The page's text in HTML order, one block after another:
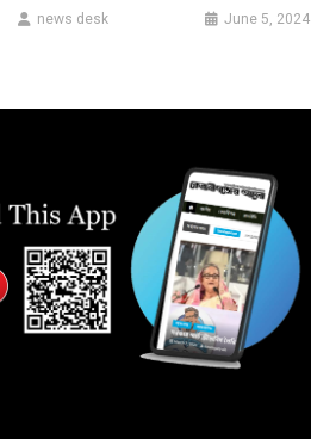
news desk June 5, 2024